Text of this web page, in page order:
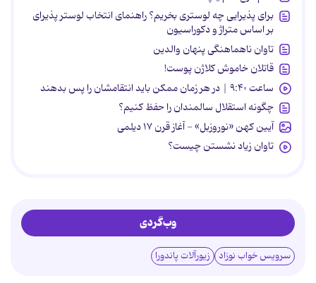
برای پذیرایی چه لوستری بخریم؟ راهنمای انتخاب لوستر پذیرای
بر اساس متراژ و دکوراسیون
تاوان ناهماهنگی پنهان والدین
قاتلان خاموش کلاژن پوست!
ساعت ۹:۴۰ | در هر زمان ممکن باید انتقامشان را پس بدهند
چگونه استقلال سالمندان را حفظ کنیم؟
آیین کهن «نوروزبل» - آغاز قرن ۱۷ دیلمی
تاوان زیاد نشستن چیست؟
وب‌گردی
سرویس خواب نوزاد زیورآلات پاندورا